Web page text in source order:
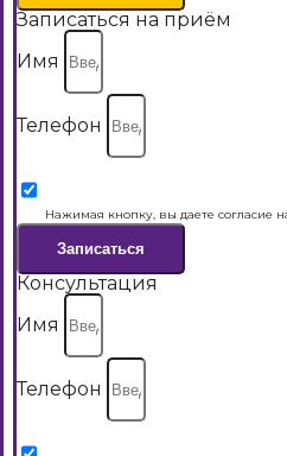
Записаться на приём
Имя
Телефон
Нажимая кнопку, вы даете согласие
Записаться
Консультация
Имя
Телефон